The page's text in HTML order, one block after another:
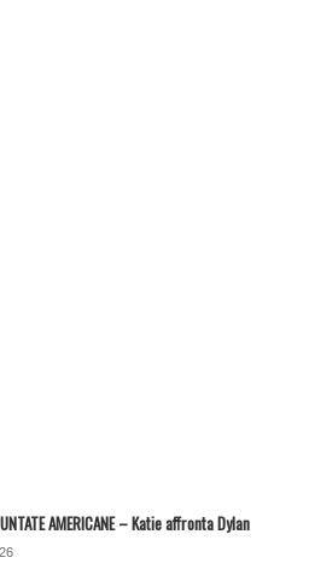
AMERICANE – Katie affronta Dylan